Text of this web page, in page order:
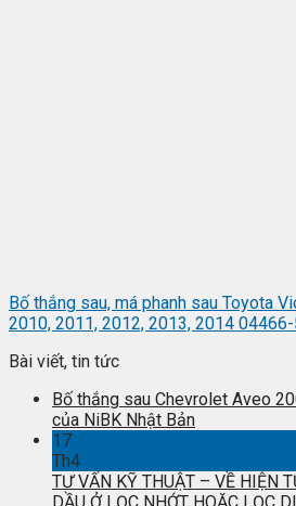
Bố thắng sau, má phanh sau Toyota
2010, 2011, 2012, 2013, 2014
Bài viết, tin tức
Bố thắng sau Chevrolet Aveo
của NiBK Nhật Bản
17
Th4
TƯ VẤN KỸ THUẬT – VỀ HIỆN